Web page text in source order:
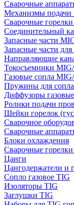
Сварочные
Механизмы
Сварочные
Соединительный
Запасные части
Запасные части
Направляющие
Токосъемники
Газовые сопла
Пружины для
Диффузоры
Ролики подачи
Шейки горелок
Сварочное
Сварочные
Блоки охлаждения
Сварочные
Цанги
Цангодержатели и
Сопло газовое TIG
Изоляторы TIG
Заглушки TIG